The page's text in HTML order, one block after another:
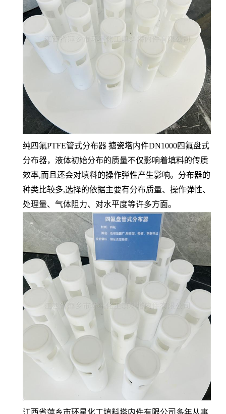
纯四氟PTFE管式分布器 搪瓷塔内件DN1000四氟盘式
分布器，液体初始分布的质量不仅影响着填料的传质
效率,而且还会对填料的操作弹性产生影响。分布器的
种类比较多,选择的依据主要有分布质量、操作弹性、
处理量、气体阻力、对水平度等许多方面。
江西省萍乡市环星化工填料塔内件有限公司多年从事